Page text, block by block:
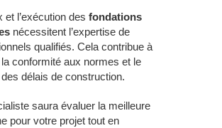
et l’exécution des fondations
nécessitent l’expertise de
qualifiés. Cela contribue à
conformité aux normes et le
délais de construction.
saura évaluer la meilleure
pour votre projet tout en